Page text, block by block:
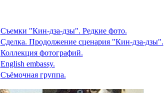
Съемки "Кин-дза-дзы". Редкие фото.
Сделка. Продолжение сценария "Кин-дза-дзы".
Коллекция фотографий.
English embassy.
Съёмочная группа.